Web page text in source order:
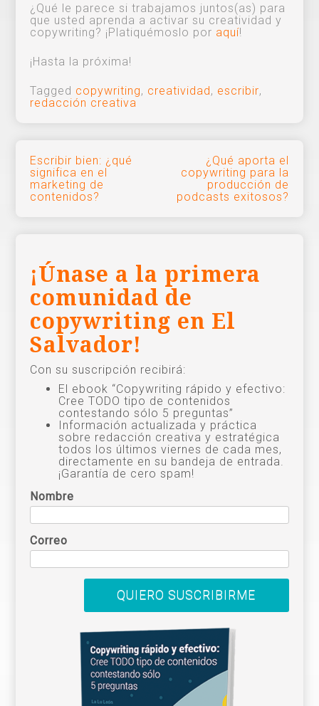
¿Qué le parece si trabajamos juntos(as) para
que usted aprenda a activar su creatividad y
copywriting? ¡Platiquémoslo por aquí!
¡Hasta la próxima!
Tagged copywriting, creatividad, escribir,
redacción creativa
Navegación
de
Escribir bien: ¿qué
significa en el
marketing de
contenidos?
¿Qué aporta el
copywriting para la
producción de
podcasts exitosos?
¡Únase a la primera
comunidad de
copywriting en El
Salvador!
Con su suscripción recibirá:
El ebook “Copywriting rápido y efectivo:
Cree TODO tipo de contenidos
contestando sólo 5 preguntas”
Información actualizada y práctica
sobre redacción creativa y estratégica
todos los últimos viernes de cada mes,
directamente en su bandeja de entrada.
¡Garantía de cero spam!
Nombre
Correo